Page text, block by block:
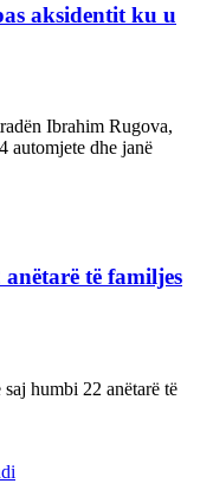
aksidentit ku u
Ibrahim Rugova,
automjete dhe janë
anëtarë të familjes
humbi 22 anëtarë të